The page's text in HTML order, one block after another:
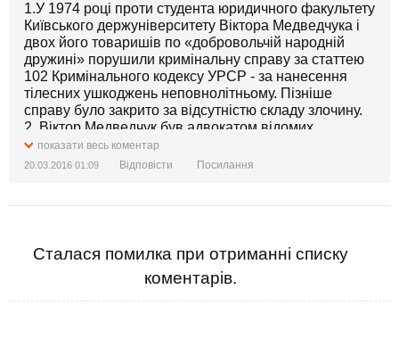
1.У 1974 році проти студента юридичного факультету
Київського держуніверситету Віктора Медведчука і
двох його товаришів по «добровольчій народній
дружині» порушили кримінальну справу за статтею
102 Кримінального кодексу УРСР - за нанесення
тілесних ушкоджень неповнолітньому. Пізніше
справу було закрито за відсутністю складу злочину.
2. Віктор Медведчук був адвокатом відомих
українських правозахисників - Юрія Литвина та
Василя Стуса. Як свідчить один з очевидців процесу
3. Входив до так званої «чудової сімки», яка
займалася бізнесом: Григорій та Ігор Суркіси,
Валентин Згурський, Юрій Лях, Богдан Губський і
показати весь коментар
20.03.2016 01:09 Відповісти Посилання
Сталася помилка при отриманні списку
коментарів.